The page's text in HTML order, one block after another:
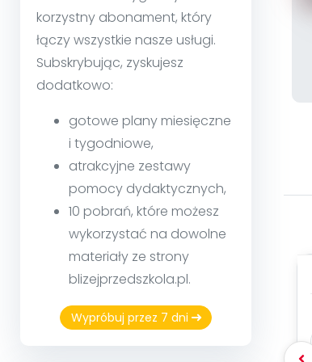
korzystny abonament, który
łączy wszystkie nasze usługi.
Subskrybując, zyskujesz
dodatkowo:
gotowe plany miesięczne
i tygodniowe,
atrakcyjne zestawy
pomocy dydaktycznych,
10 pobrań, które możesz
wykorzystać na dowolne
materiały ze strony
blizejprzedszkola.pl.
Wypróbuj przez 7 dni